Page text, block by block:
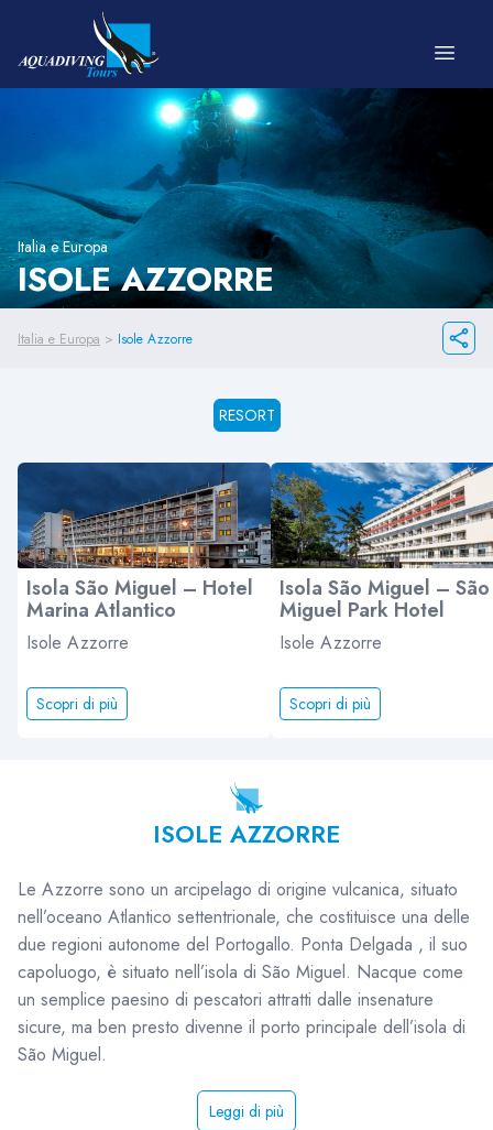
Vai al contenuto
Italia e Europa
ISOLE AZZORRE
Italia e Europa > Isole Azzorre
RESORT
Isola São Miguel – Hotel
Marina Atlantico
Isole Azzorre
Scopri di più
Isola São Miguel – São
Miguel Park Hotel
Isole Azzorre
Scopri di più
ISOLE AZZORRE
Le Azzorre sono un arcipelago di origine vulcanica, situato
nell’oceano Atlantico settentrionale, che costituisce una delle
due regioni autonome del Portogallo. Ponta Delgada , il suo
capoluogo, è situato nell’isola di São Miguel. Nacque come
un semplice paesino di pescatori attratti dalle insenature
sicure, ma ben presto divenne il porto principale dell’isola di
São Miguel.
Leggi di più